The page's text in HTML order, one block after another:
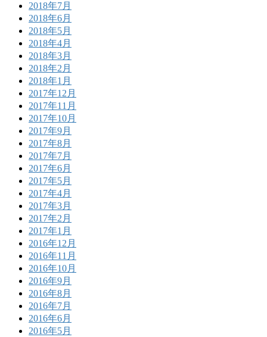
2018年7月
2018年6月
2018年5月
2018年4月
2018年3月
2018年2月
2018年1月
2017年12月
2017年11月
2017年10月
2017年9月
2017年8月
2017年7月
2017年6月
2017年5月
2017年4月
2017年3月
2017年2月
2017年1月
2016年12月
2016年11月
2016年10月
2016年9月
2016年8月
2016年7月
2016年6月
2016年5月